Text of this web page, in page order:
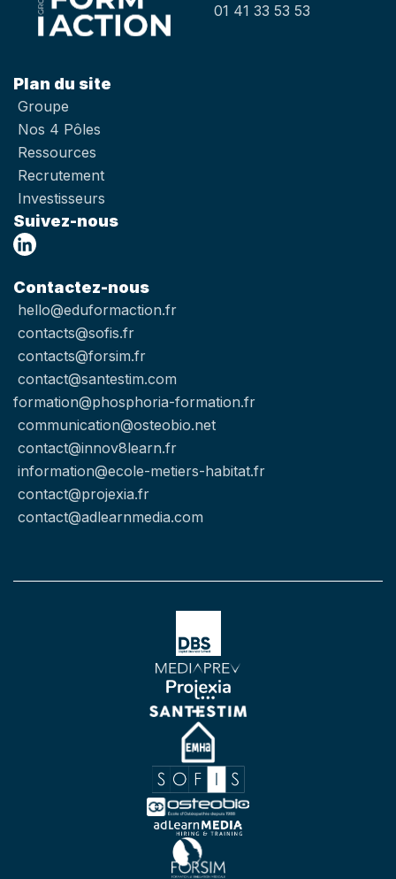
01 41 33 53 53
Plan du site
Groupe
Nos 4 Pôles
Ressources
Recrutement
Investisseurs
Suivez-nous
Contactez-nous
hello@eduformaction.fr
contacts@sofis.fr
contacts@forsim.fr
contact@santestim.com
formation@phosphoria-formation.fr
communication@osteobio.net
contact@innov8learn.fr
information@ecole-metiers-habitat.fr
contact@projexia.fr
contact@adlearnmedia.com